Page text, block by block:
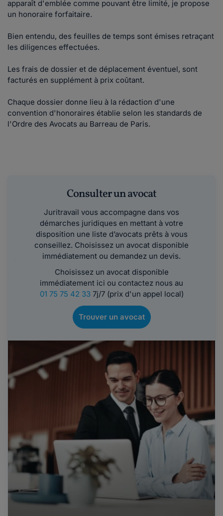
apparaît d'emblée comme pouvant être limité, je propose
un honoraire forfaitaire.
Bien entendu, des feuilles de temps sont émises retraçant
les diligences effectuées.
Les frais de dossier et de déplacement éventuel, sont
facturés en supplément à prix coûtant.
Chaque dossier donne lieu à la rédaction d'une
convention d'honoraires établie selon les standards de
l'Ordre des Avocats au Barreau de Paris.
Consulter un avocat
Juritravail vous accompagne dans vos
démarches juridiques en mettant à votre
disposition une liste d’avocats prêts à vous
conseillez. Choisissez un avocat disponible
immédiatement ou demandez un devis.
Choisissez un avocat disponible
immédiatement ici ou contactez nous au
01 75 75 42 337j/7 (prix d'un appel local)
Trouver un avocat